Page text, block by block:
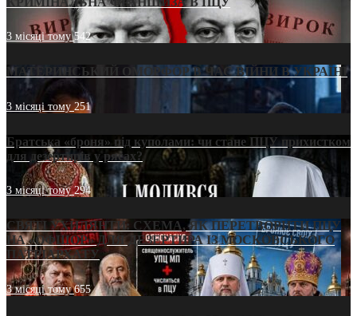
3 місяці тому542
МАТЕРИНСЬКИЙ ОМОРФОР В ЧАС ВІЙНИ В УКРАЇНІ
3 місяці тому251
Братська «броня» під куполами: чи стане ПЦУ прихистком
для дезертирів у рясах?
3 місяці тому294
СВЯТІ УХИЛЯНТИ: СХЕМА, ЯК ПЕРЕТВОРИТИ ПЦУ
НА «ОФШОР» ДЛЯ ДЕЗЕРТИРА ІЗ МОСКОВСЬКОГО
ПАТРІАРХАТУ
3 місяці тому655